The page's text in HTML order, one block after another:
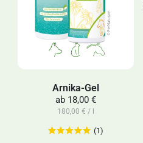
Arnika-Gel
ab18,00 €
180,00 € / l
(1)